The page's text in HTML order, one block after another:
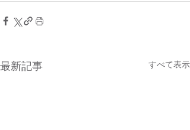
最新記事 すべて表示